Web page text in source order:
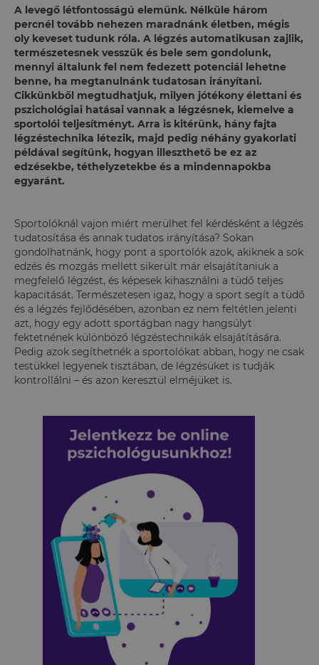
A levegő létfontosságú elemünk. Nélküle három
percnél tovább nehezen maradnánk életben, mégis
oly keveset tudunk róla. A légzés automatikusan zajlik,
természetesnek vesszük és bele sem gondolunk,
mennyi általunk fel nem fedezett potenciál lehetne
benne, ha megtanulnánk tudatosan irányítani.
Cikkünkből megtudhatjuk, milyen jótékony élettani és
pszichológiai hatásai vannak a légzésnek, kiemelve a
sportolói teljesítményt. Arra is kitérünk, hány fajta
légzéstechnika létezik, majd pedig néhány gyakorlati
példával segítünk, hogyan illeszthető be ez az
edzésekbe, téthelyzetekbe és a mindennapokba
egyaránt.
Sportolóknál vajon miért merülhet fel kérdésként a légzés
tudatosítása és annak tudatos irányítása? Sokan
gondolhatnánk, hogy pont a sportolók azok, akiknek a sok
edzés és mozgás mellett sikerült már elsajátítaniuk a
megfelelő légzést, és képesek kihasználni a tüdő teljes
kapacitását. Természetesen igaz, hogy a sport segít a tüdő
és a légzés fejlődésében, azonban ez nem feltétlen jelenti
azt, hogy egy adott sportágban nagy hangsúlyt
fektetnének különböző légzéstechnikák elsajátítására.
Pedig azok segíthetnék a sportolókat abban, hogy ne csak
testükkel legyenek tisztában, de légzésüket is tudják
kontrollálni – és azon keresztül elméjüket is.